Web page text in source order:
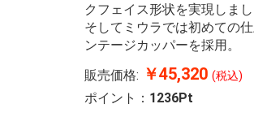
クフェイス形状を実現しまし
そしてミウラでは初めての
ンテージカッパーを採用。
販売価格: ￥45,320(税込)
ポイント： 1236Pt